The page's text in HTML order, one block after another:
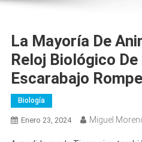
La Mayoría De
Reloj Biológico
Escarabajo
Biología
Enero 23, 2024 Miguel